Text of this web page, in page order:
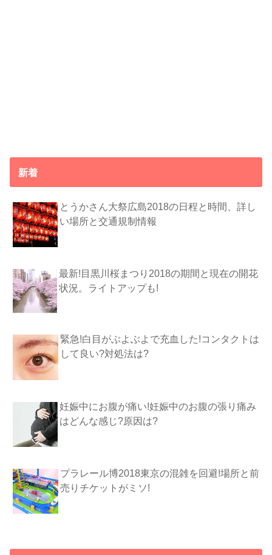
新着
とうかさん大祭広島2018の日程と時間、詳し
い場所と交通規制情報
最新!目黒川桜まつり2018の期間と現在の開花
状況。ライトアップも!
緊急!白目がぶよぶよで充血した!コンタクトは
して良い?対処法は?
妊娠中にお腹が痛い!妊娠中のお腹の張り痛み
はどんな感じ?原因は?
プラレール博2018東京の混雑を回避!場所と前
売りチケットがミソ!